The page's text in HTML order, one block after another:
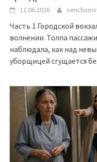
11.06.2026 senchomv
Часть 1 Городской
волнении. Толпа
наблюдала, как над
уборщицей сгущается